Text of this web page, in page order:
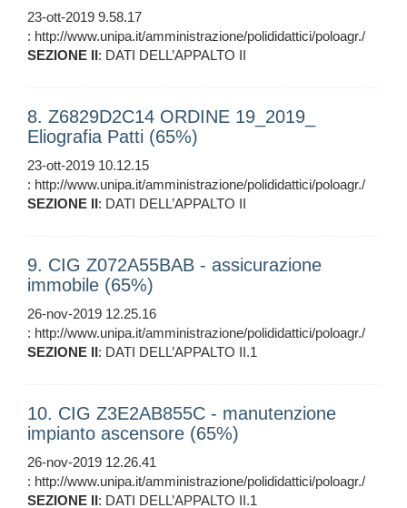
23-ott-2019 9.58.17
: http://www.unipa.it/amministrazione/polididattici/poloagr./
SEZIONE II: DATI DELL’APPALTO II
8. Z6829D2C14 ORDINE 19_2019_
Eliografia Patti (65%)
23-ott-2019 10.12.15
: http://www.unipa.it/amministrazione/polididattici/poloagr./
SEZIONE II: DATI DELL’APPALTO II
9. CIG Z072A55BAB - assicurazione
immobile (65%)
26-nov-2019 12.25.16
: http://www.unipa.it/amministrazione/polididattici/poloagr./
SEZIONE II: DATI DELL’APPALTO II.1
10. CIG Z3E2AB855C - manutenzione
impianto ascensore (65%)
26-nov-2019 12.26.41
: http://www.unipa.it/amministrazione/polididattici/poloagr./
SEZIONE II: DATI DELL’APPALTO II.1